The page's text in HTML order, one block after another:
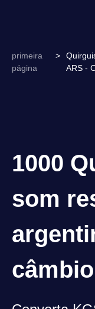
primeira
página
>
ARS -
1000
som
câmbio